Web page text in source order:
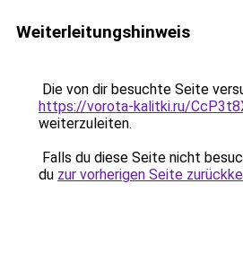
Weiterleitungshinweis
Die von dir besuchte Seite
https://vorota-kalitki.ru/
weiterzuleiten.
Falls du diese Seite nicht
du zur vorherigen Seite